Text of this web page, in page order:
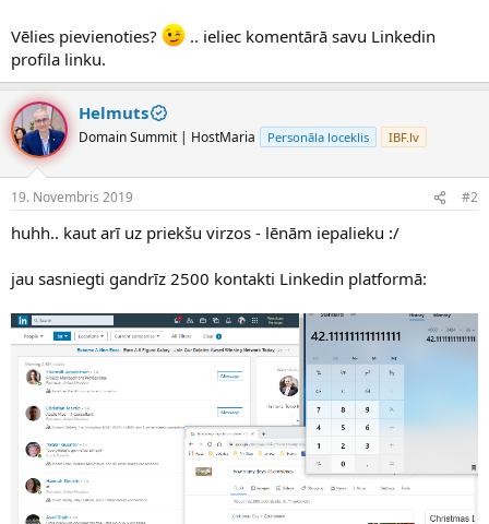
Vēlies pievienoties?
.. ieliec komentārā savu Linkedin
profila linku.
Helmuts
Domain Summit | HostMaria Personāla loceklis IBF.lv
19. Novembris 2019 #2
huhh.. kaut arī uz priekšu virzos - lēnām iepalieku :/
jau sasniegti gandrīz 2500 kontakti Linkedin platformā: